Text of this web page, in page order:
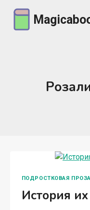
содержимому
ПОДРОСТКОВАЯ ПРОЗА
История